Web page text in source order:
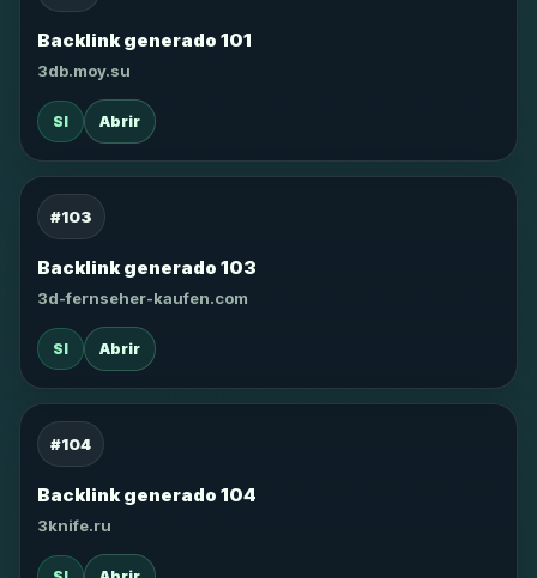
Backlink generado 101
3db.moy.su
SI Abrir
#103
Backlink generado 103
3d-fernseher-kaufen.com
SI Abrir
#104
Backlink generado 104
3knife.ru